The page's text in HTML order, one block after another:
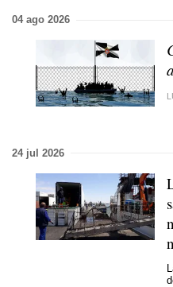
04 ago 2026
24 jul 2026